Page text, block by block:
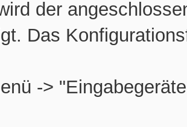
der
Das
->